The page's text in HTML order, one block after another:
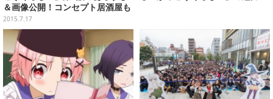
＆画像公開！コンセプト居酒屋も
オープン
2015.7.17